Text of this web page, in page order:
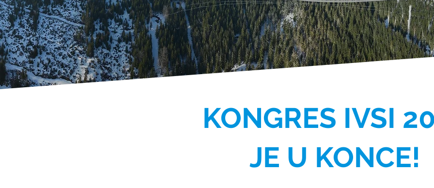
KONGRES IVSI
JE U KONCE!